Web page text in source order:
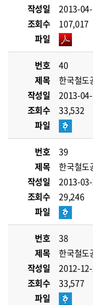
작성일
2013-
조회수
107,017
파일
번호
40
제목
한국철도
작성일
2013-
조회수
33,532
파일
번호
39
제목
한국철도
작성일
2013-
조회수
29,246
파일
번호
38
제목
한국철도
작성일
2012-
조회수
33,577
파일